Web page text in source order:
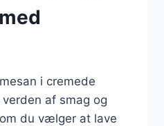
i cremede
af smag og
du vælger at lave